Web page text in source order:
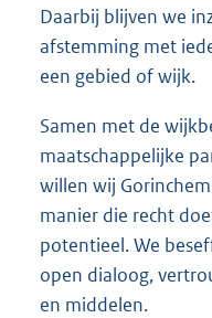
Daarbij blijven we
afstemming met
een gebied of wijk.
Samen met de
maatschappelijke
willen wij
manier die recht
potentieel. We
open dialoog,
en middelen.